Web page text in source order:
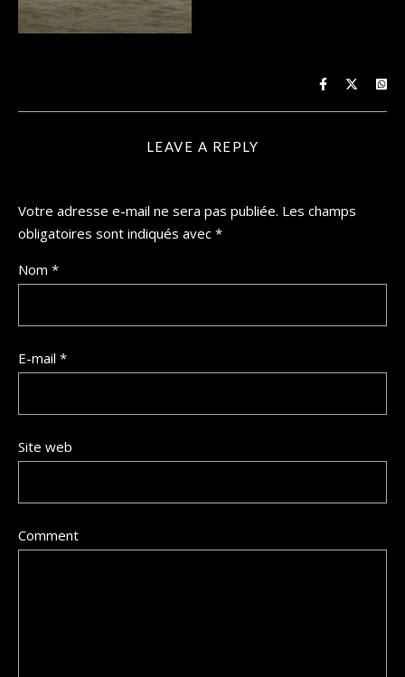
LEAVE A REPLY
Votre adresse e-mail ne sera pas publiée. Les champs
obligatoires sont indiqués avec *
Nom *
E-mail *
Site web
Comment